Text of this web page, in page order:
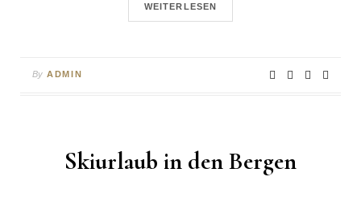
WEITERLESEN
By ADMIN
Skiurlaub in den Bergen